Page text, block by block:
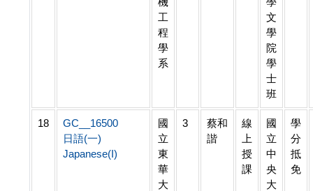
工
程
學
系
文
學
院
學
士
班
18
GC__16500
日語(一)
Japanese(I)
國
立
東
華
大
3
蔡和
諧
線
上
授
課
國
立
中
央
大
學
分
抵
免